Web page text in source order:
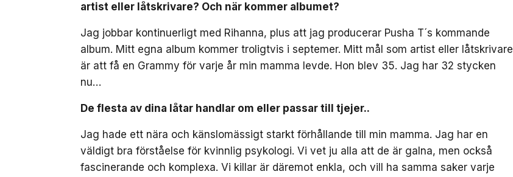
artist eller låtskrivare? Och när kommer albumet?
Jag jobbar kontinuerligt med Rihanna, plus att jag producerar Pusha T´s kommande
album. Mitt egna album kommer troligtvis i septemer. Mitt mål som artist eller låtskrivare
är att få en Grammy för varje år min mamma levde. Hon blev 35. Jag har 32 stycken
nu…
De flesta av dina låtar handlar om eller passar till tjejer..
Jag hade ett nära och känslomässigt starkt förhållande till min mamma. Jag har en
väldigt bra förståelse för kvinnlig psykologi. Vi vet ju alla att de är galna, men också
fascinerande och komplexa. Vi killar är däremot enkla, och vill ha samma saker varje